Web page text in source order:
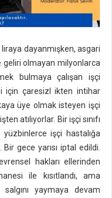
liraya dayanmışken, asgari
geliri olmayan milyonlarca
bulmaya çalışan işçi
için çaresizl ikten intihar
üye olmak isteyen işçi
atılıyorlar. Bir işçi sınıfı
yüzbinlerce işçi hastalığa
gece yarısı iptal edildi.
hakları ellerinden
ile kısıtlandı, ama
yaymaya devam